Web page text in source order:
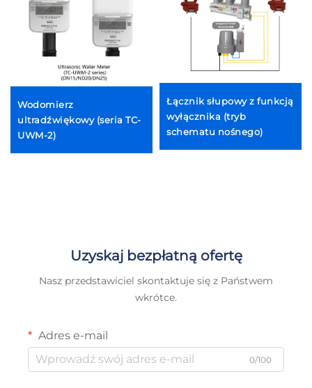
Wodomierz
ultradźwiękowy (seria TC-
UWM-2)
Łącznik słupowy z funkcją
wyłącznika (tryb
schematu nośnego)
Uzyskaj bezpłatną ofertę
Nasz przedstawiciel skontaktuje się z Państwem
wkrótce.
Adres e-mail
0/100